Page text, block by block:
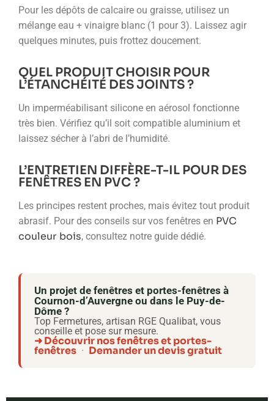
Pour les dépôts de calcaire ou graisse, utilisez un
mélange eau + vinaigre blanc (1 pour 3). Laissez agir
quelques minutes, puis frottez doucement.
QUEL PRODUIT CHOISIR POUR
L’ÉTANCHÉITÉ DES JOINTS ?
Un imperméabilisant silicone en aérosol fonctionne
très bien. Vérifiez qu’il soit compatible aluminium et
laissez sécher à l’abri de l’humidité.
L’ENTRETIEN DIFFÈRE-T-IL POUR DES
FENÊTRES EN PVC ?
Les principes restent proches, mais évitez tout produit
abrasif. Pour des conseils sur vos fenêtres en PVC
couleur bois, consultez notre guide dédié.
Un projet de fenêtres et portes-fenêtres à
Cournon-d’Auvergne ou dans le Puy-de-
Dôme ?
Top Fermetures, artisan RGE Qualibat, vous
conseille et pose sur mesure.
➜ Découvrir nos fenêtres et portes-
fenêtres · Demander un devis gratuit